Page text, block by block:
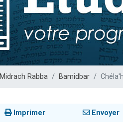
Il reste 49 places pour étudier
Ariel vient de donner son Maasser
Nathaniel vient de donner son
4 personnes viennent de nous
Midrach Rabba Bamidbar
Imprimer Envoyer